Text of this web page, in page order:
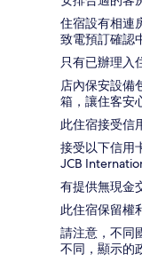
住宿設有相連
致電預訂確認
只有已辦理入
店內保安設備
箱，讓住客安
此住宿接受信
接受以下信用
JCB
有提供無現金
此住宿保留權
請注意，不同
不同，顯示的